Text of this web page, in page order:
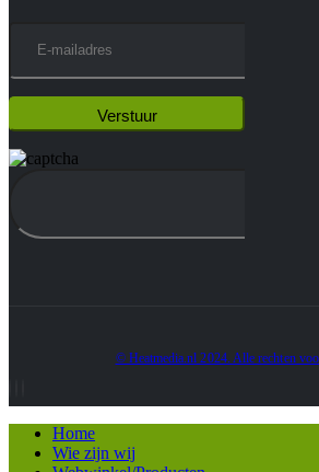
© Heatmedia.nl 2024. Alle rechten
Home
Wie zijn wij